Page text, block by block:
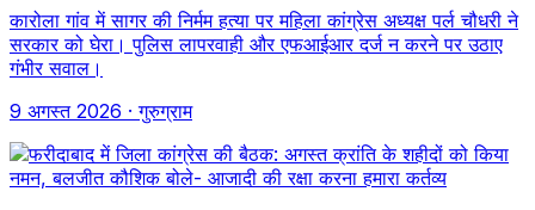
कारोला गांव में सागर की निर्मम हत्या पर महिला कांग्रेस अध्यक्ष पर्ल चौधरी ने
सरकार को घेरा। पुलिस लापरवाही और एफआईआर दर्ज न करने पर उठाए
गंभीर सवाल।
9 अगस्त 2026 · गुरुग्राम